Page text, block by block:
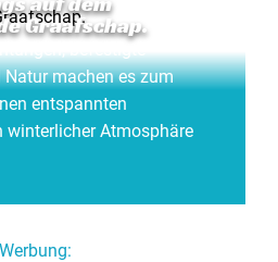
Graafschap.
machen es zum
entspannten
Atmosphäre
Werbung: